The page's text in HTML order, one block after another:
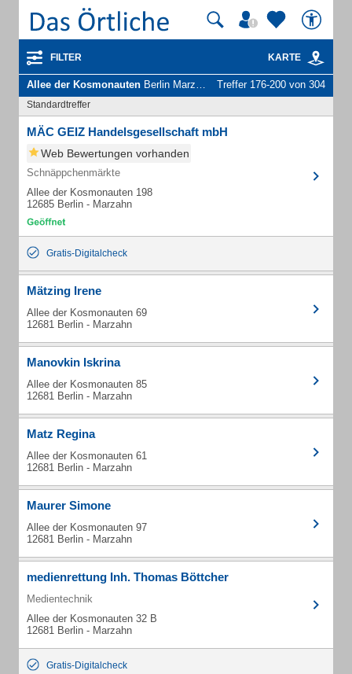
FILTER KARTE
Allee der Kosmonauten Berlin Marzahn - Unternehmen und Personen Treffer 176-200 von 304
Standardtreffer
MÄC GEIZ Handelsgesellschaft mbH
Web Bewertungen vorhanden
Schnäppchenmärkte
Allee der Kosmonauten 198
12685 Berlin - Marzahn
Gratis-Digitalcheck
Mätzing Irene
Allee der Kosmonauten 69
12681 Berlin - Marzahn
Manovkin Iskrina
Allee der Kosmonauten 85
12681 Berlin - Marzahn
Matz Regina
Allee der Kosmonauten 61
12681 Berlin - Marzahn
Maurer Simone
Allee der Kosmonauten 97
12681 Berlin - Marzahn
medienrettung Inh. Thomas Böttcher
Medientechnik
Allee der Kosmonauten 32 B
12681 Berlin - Marzahn
Gratis-Digitalcheck